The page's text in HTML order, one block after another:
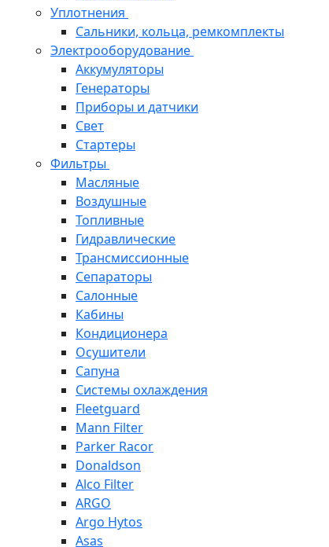
Уплотнения
Сальники, кольца, ремкомплекты
Электрооборудование
Аккумуляторы
Генераторы
Приборы и датчики
Свет
Стартеры
Фильтры
Масляные
Воздушные
Топливные
Гидравлические
Трансмиссионные
Сепараторы
Салонные
Кабины
Кондиционера
Осушители
Сапуна
Системы охлаждения
Fleetguard
Mann Filter
Parker Racor
Donaldson
Alco Filter
ARGO
Argo Hytos
Asas